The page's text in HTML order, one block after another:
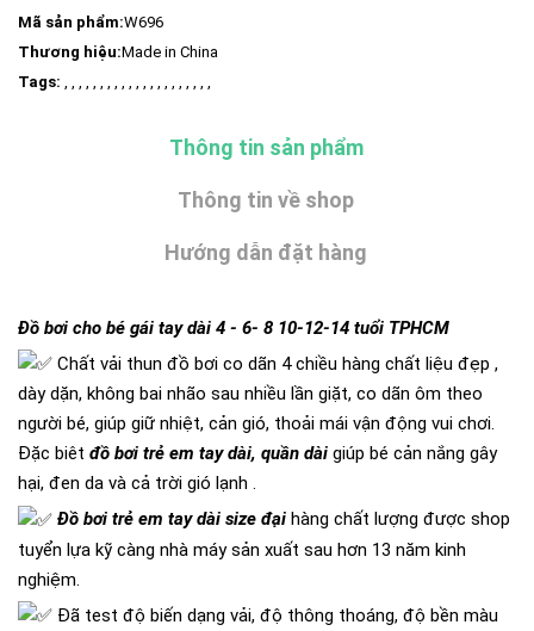
Mã sản phẩm:W696
Thương hiệu:Made in China
Tags:
Thông tin sản phẩm
Thông tin về shop
Hướng dẫn đặt hàng
Đồ bơi cho bé gái tay dài 4 - 6- 8 10-12-14 tuổi TPHCM
Chất vải thun đồ bơi co dãn 4 chiều hàng chất liệu đẹp ,
dày dặn, không bai nhão sau nhiều lần giặt, co dãn ôm theo
người bé, giúp giữ nhiệt, cản gió, thoải mái vận động vui chơi.
Đặc biêt đồ bơi trẻ em tay dài, quần dài giúp bé cản nắng gây
hại, đen da và cả trời gió lạnh .
Đồ bơi trẻ em tay dài size đại hàng chất lượng được shop
tuyển lựa kỹ càng nhà máy sản xuất sau hơn 13 năm kinh
nghiệm.
Đã test độ biến dạng vải, độ thông thoáng, độ bền màu